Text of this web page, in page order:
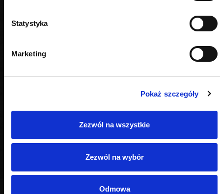
Statystyka
Marketing
Pokaż szczegóły
Zezwól na wszystkie
Zezwól na wybór
Odmowa